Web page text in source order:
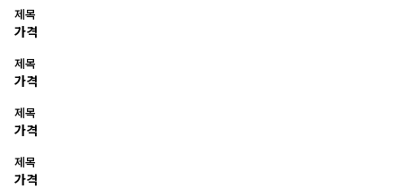
제목
가격
제목
가격
제목
가격
제목
가격